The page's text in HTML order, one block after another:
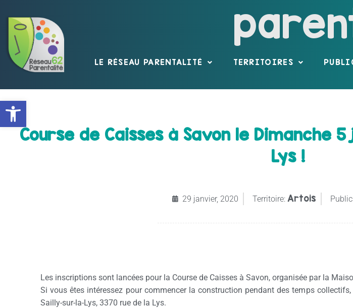
Ouvrir la barre d’outils
LE RÉSEAU PARENTALITÉ TERRITOIRES
Course de Caisses à Savon le Dimanche
Lys !
29 janvier, 2020 Territoire: Artois
Les inscriptions sont lancées pour la Course de Caisses à Savon, organisée par la
Si vous êtes intéressez pour commencer la construction pendant des temps
Sailly-sur-la-Lys, 3370 rue de la Lys.